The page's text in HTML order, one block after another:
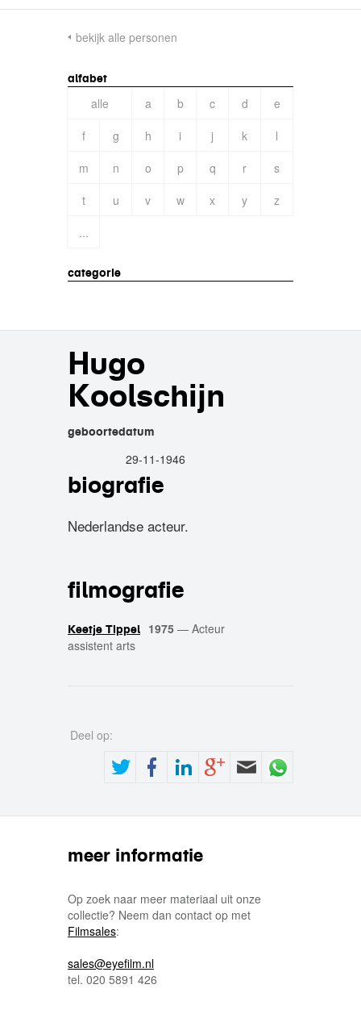
bekijk alle personen
alfabet
alle a b c d
e
f
g h i j k
l
m
n o p q r
s
t
u v w x y
z
...
categorie
Hugo
Koolschijn
geboortedatum
29-11-1946
biografie
Nederlandse acteur.
filmografie
Keetje Tippel 1975 — Acteur
assistent arts
Deel op:
meer informatie
Op zoek naar meer materiaal uit onze
collectie? Neem dan contact op met
Filmsales:
sales@eyefilm.nl
tel. 020 5891 426